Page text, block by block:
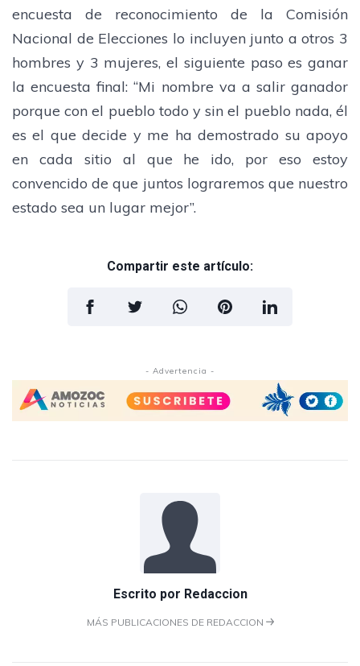
encuesta de reconocimiento de la Comisión
Nacional de Elecciones lo incluyen junto a otros 3
hombres y 3 mujeres, el siguiente paso es ganar
la encuesta final: “Mi nombre va a salir ganador
porque con el pueblo todo y sin el pueblo nada, él
es el que decide y me ha demostrado su apoyo
en cada sitio al que he ido, por eso estoy
convencido de que juntos lograremos que nuestro
estado sea un lugar mejor”.
Compartir este artículo:
- Advertencia -
Escrito por Redaccion
MÁS PUBLICACIONES DE REDACCION